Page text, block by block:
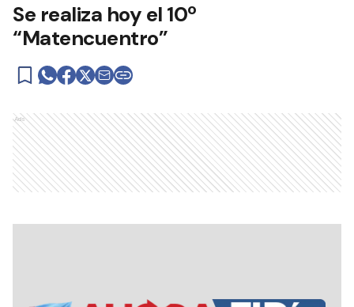
Se realiza hoy el 10º
“Matencuentro”
Ads